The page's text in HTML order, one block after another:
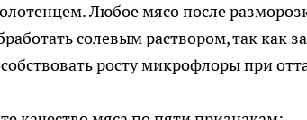
Любое мясо после
солевым раствором, так как
росту микрофлоры при